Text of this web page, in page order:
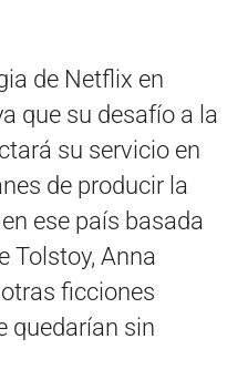
de Netflix en
que su desafío a la
su servicio en
de producir la
ese país basada
Tolstoy, Anna
ficciones
quedarían sin